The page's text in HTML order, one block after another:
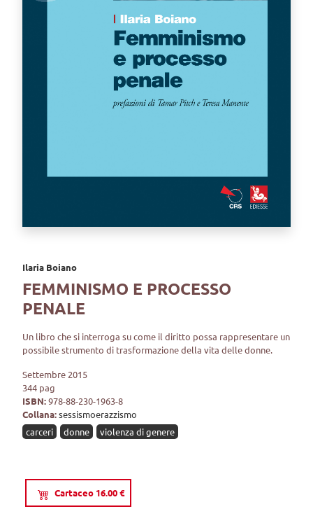
Ilaria Boiano
FEMMINISMO E PROCESSO
PENALE
Un libro che si interroga su come il diritto possa rappresentare un
possibile strumento di trasformazione della vita delle donne.
Settembre 2015
344 pag
ISBN:978-88-230-1963-8
Collana:sessismoerazzismo
carceri
donne violenza di genere
Cartaceo 16.00 €